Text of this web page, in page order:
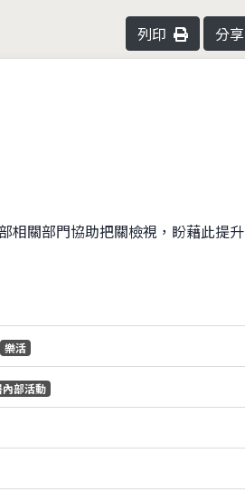
列印 分享
相關部門協助把關檢視，盼藉此提升
樂活
部活動